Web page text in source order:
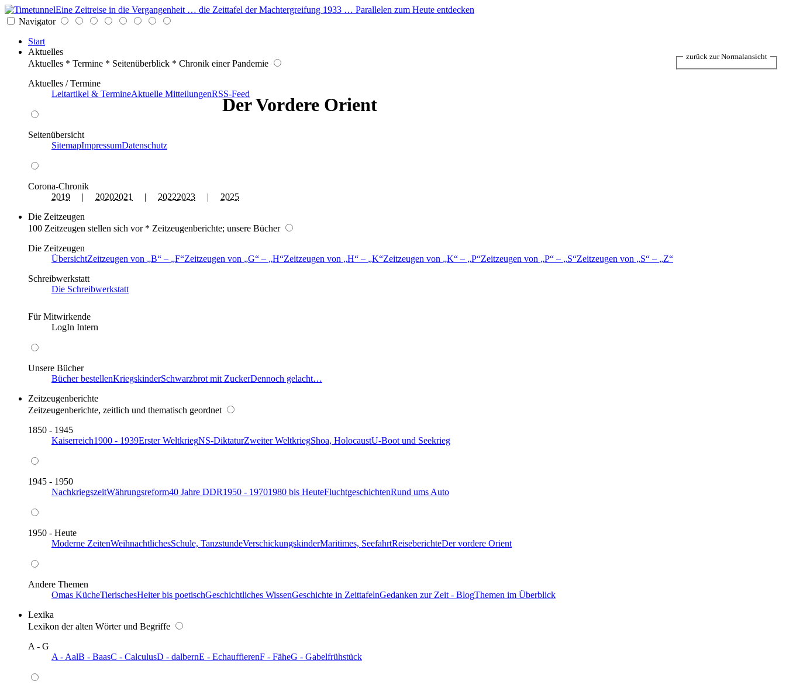
Eine Zeitreise in die Vergangenheit … die Zeittafel der Machtergreifung 1933 … Parallelen zum Heute entdecken
Navigator
Start
Aktuelles
Aktuelles * Termine * Seitenüberblick * Chronik einer Pandemie
Aktuelles / Termine
Leitartikel & TermineAktuelle MitteilungenRSS-Feed
Seitenübersicht
SitemapImpressumDatenschutz
Corona-Chronik
2019 | 20202021 | 20222023 | 2025
Die Zeitzeugen
100 Zeitzeugen stellen sich vor * Zeitzeugenberichte; unsere Bücher
Die Zeitzeugen
ÜbersichtZeitzeugen von B – F Zeitzeugen von G – H Zeitzeugen von H – K Zeitzeugen von K – P Zeitzeugen von P – S Zeitzeugen von S –
Z
Schreibwerkstatt
Die Schreibwerkstatt
Für Mitwirkende
LogIn Intern
Unsere Bücher
Bücher bestellenKriegskinderSchwarzbrot mit ZuckerDennoch gelacht…
Zeitzeugenberichte
Zeitzeugenberichte, zeitlich und thematisch geordnet
1850 - 1945
Kaiserreich1900 - 1939Erster WeltkriegNS-DiktaturZweiter WeltkriegShoa, HolocaustU-Boot und Seekrieg
1945 - 1950
NachkriegszeitWährungsreform40 Jahre DDR1950 - 19701980 bis HeuteFluchtgeschichtenRund ums Auto
1950 - Heute
Moderne ZeitenWeihnachtlichesSchule, TanzstundeVerschickungskinderMaritimes, SeefahrtReiseberichteDer vordere Orient
Andere Themen
Omas KücheTierischesHeiter bis poetischGeschichtliches WissenGeschichte in ZeittafelnGedanken zur Zeit - BlogThemen im Überblick
Lexika
Lexikon der alten Wörter und Begriffe
A - G
A - AalB - BaasC - CalculusD - dalbernE - EchauffierenF - FäheG - Gabelfrühstück
Der Vordere Orient
zurück zur Normalansicht